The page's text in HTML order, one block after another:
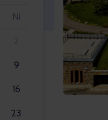
Ni
9
16
23